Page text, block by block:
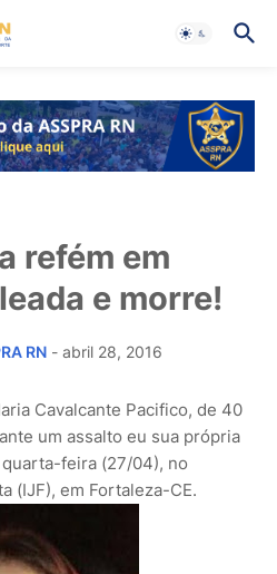
refém em
e morre!
RN - abril 28, 2016
Cavalcante Pacifico, de 40
um assalto eu sua própria
feira (27/04), no
(IJF), em Fortaleza-CE.